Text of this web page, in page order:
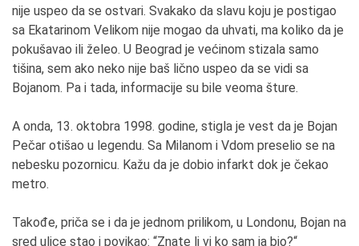
nije uspeo da se ostvari. Svakako da slavu koju je postigao
sa Ekatarinom Velikom nije mogao da uhvati, ma koliko da je
pokušavao ili želeo. U Beograd je većinom stizala samo
tišina, sem ako neko nije baš lično uspeo da se vidi sa
Bojanom. Pa i tada, informacije su bile veoma šture.
A onda, 13. oktobra 1998. godine, stigla je vest da je Bojan
Pečar otišao u legendu. Sa Milanom i Vdom preselio se na
nebesku pozornicu. Kažu da je dobio infarkt dok je čekao
metro.
Takođe, priča se i da je jednom prilikom, u Londonu, Bojan na
sred ulice stao i povikao: “Znate li vi ko sam ja bio?“